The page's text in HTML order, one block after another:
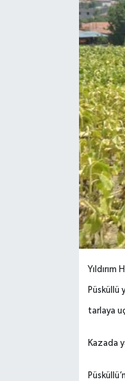
Püsküllü
tarlaya
Kazada